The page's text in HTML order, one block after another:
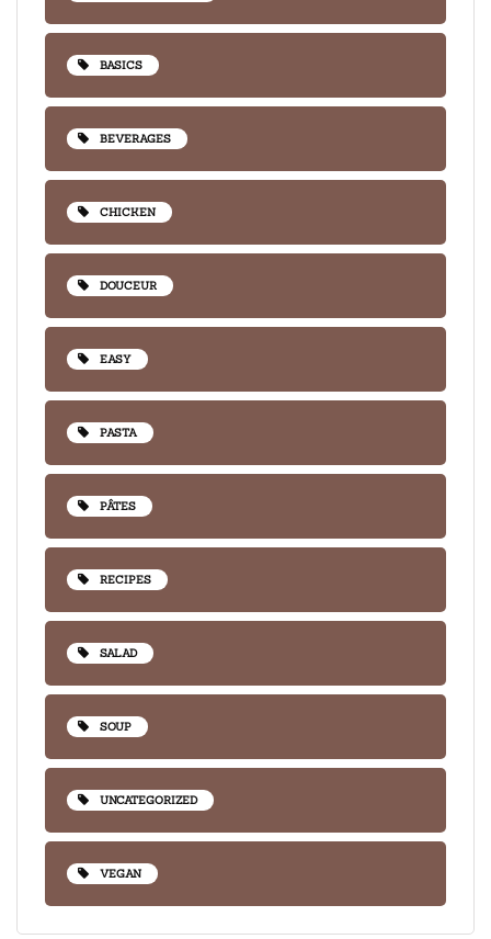
BASICS
BEVERAGES
CHICKEN
DOUCEUR
EASY
PASTA
PÂTES
RECIPES
SALAD
SOUP
UNCATEGORIZED
VEGAN